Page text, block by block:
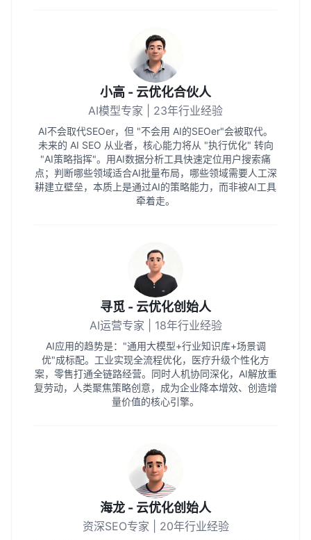
小高 - 云优化合伙人
AI模型专家 | 23年行业经验
AI不会取代SEOer，但 "不会用 AI的SEOer"会被取代。
未来的 AI SEO 从业者，核心能力将从 "执行优化" 转向
"AI策略指挥"。用AI数据分析工具快速定位用户搜索痛
点；判断哪些领域适合AI批量布局，哪些领域需要人工深
耕建立壁垒，本质上是通过AI的策略能力，而非被AI工具
牵着走。
寻觅 - 云优化创始人
AI运营专家 | 18年行业经验
AI应用的趋势是："通用大模型+行业知识库+场景调
优"成标配。工业实现全流程优化，医疗升级个性化方
案，零售打通全链路经营。同时人机协同深化，AI解放重
复劳动，人类聚焦策略创意，成为企业降本增效、创造增
量价值的核心引擎。
海龙 - 云优化创始人
资深SEO专家 | 20年行业经验